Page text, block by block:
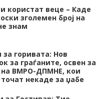
користат веце – Каде
зголемен број на
знам
горивата: Нов
за граѓаните, освен за
на ВМРО-ДПМНЕ, кои
некаде за џабе